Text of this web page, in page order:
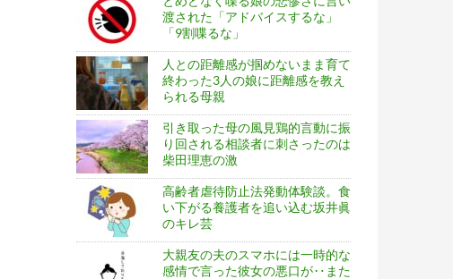
渡された「アドバイスするな」
「9割喋るな」
人との距離感が掴めないまま育て
終わった3人の娘に距離感を教え
られる母親
引き取った母の風見鶏的言動に振
り回される相談者に刺さったのは
柴田理恵の激
高齢者虐待防止法発動体験談。食
い下がる養護者を追い込む坂井眞
のキレ芸
大親友の夫のスマホには一時的な
感情で言った彼女の悪口が‥また